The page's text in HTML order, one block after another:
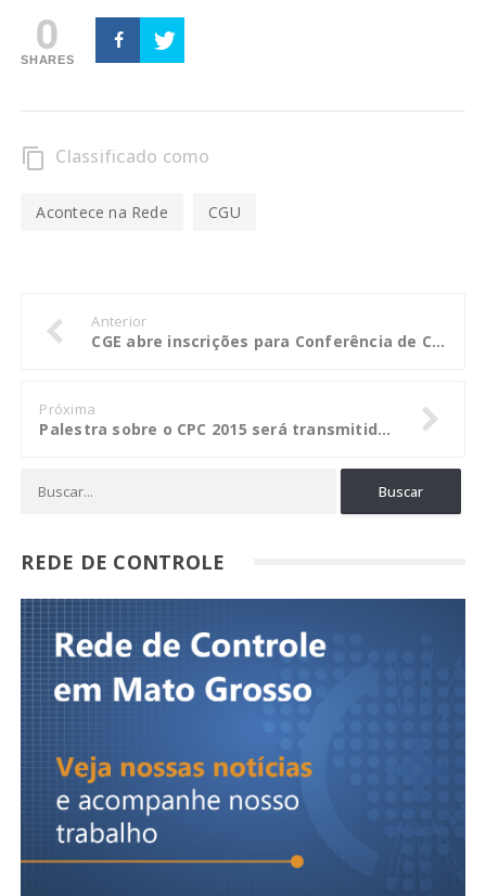
0
SHARES
content_copy Classificado como
Acontece na Rede CGU
Anterior
CGE abre inscrições para Conferência de Controle Disciplinar
Próxima
Palestra sobre o CPC 2015 será transmitida ao vivo hoje, às 16h
REDE DE CONTROLE